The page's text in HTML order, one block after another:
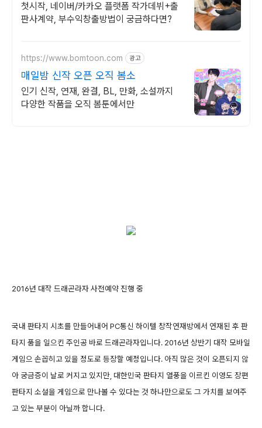
첫시작, 네이버/카카오 플랫폼 작가데뷔+출
판사계약, 부수익창출방법이 궁금하다면?
https://www.bomtoon.com 광고
매일밤 신작 오픈 오직 봄소
인기 신작, 연재, 완결, BL, 만화, 소설까지
다양한 작품을 오직 봄툰에서만
2016년 대작 드래곤라자 사전예약 진행 중
국내 판타지 시초를 만들어내어 PC통신 하이텔 창작연재방에서 연재된 후 판
타지 품을 일으킨 주인공 바로 드래곤라자입니다. 2016년 상반기 대작 모바일
게임으 손꼽히고 있을 정도로 등장할 예정입니다. 아직 많은 것이 오픈되지 않
아 궁금증이 날로 커지고 있지만, 대한민국 판타지 열풍을 이르킨 이영도 장편
판타지 소설을 게임으로 만나볼 수 있다는 것 하나만으로도 그 가치를 보여주
고 있는 부분이 아닐까 합니다.